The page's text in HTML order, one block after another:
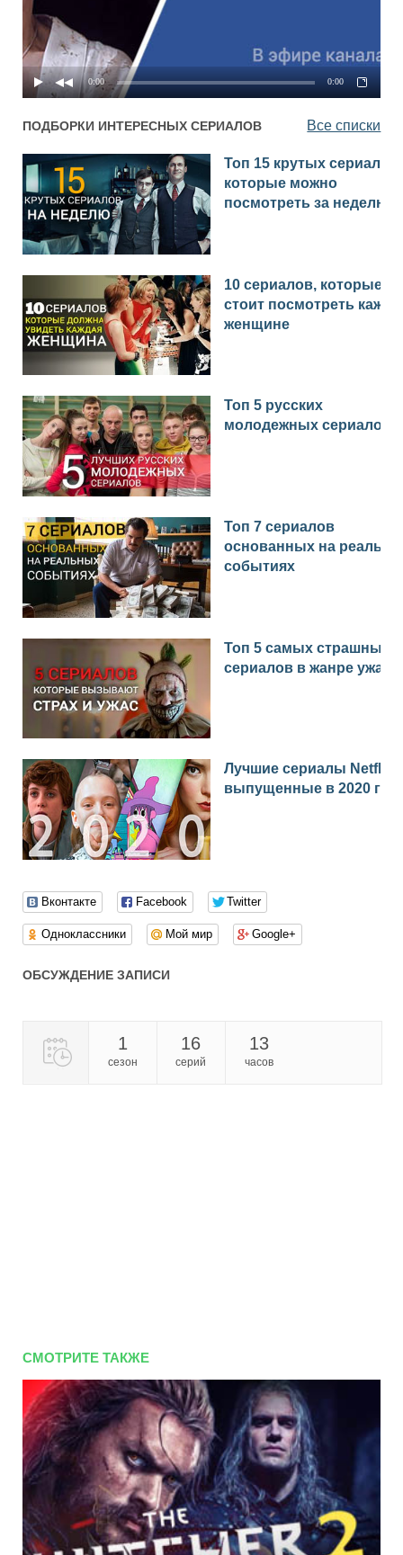
0:00 0:00
ПОДБОРКИ ИНТЕРЕСНЫХ СЕРИАЛОВ Все списки
Топ 15 крутых сериалов,
которые можно
посмотреть за неделю
10 сериалов, которые
стоит посмотреть
женщине
Топ 5 русских
молодежных сериалов
Топ 7 сериалов
основанных на
событиях
Топ 5 самых страшных
сериалов в жанре ужасы
Лучшие сериалы Netflix
выпущенные в 2020
Вконтакте Facebook Twitter
Одноклассники Мой мир Google+
ОБСУЖДЕНИЕ ЗАПИСИ
1
сезон
16
серий
13
часов
СМОТРИТЕ ТАКЖЕ